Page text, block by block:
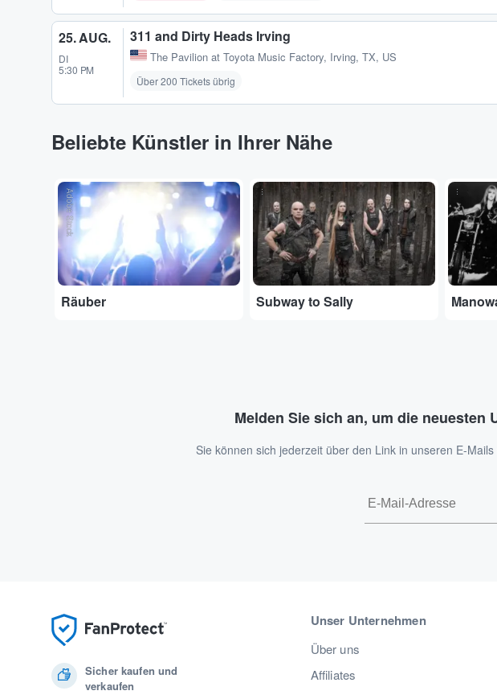
25. AUG.
DI
5:30 PM
311 and Dirty Heads Irving
The Pavilion at Toyota Music Factory, Irving, TX, US
Über 200 Tickets übrig
Beliebte Künstler in Ihrer Nähe
Adobe Stock
Räuber
...
Subway to Sally
...
Melden Sie sich an, um die
Sie können sich jederzeit über den Link in unseren E-
Sicher kaufen und
verkaufen
Unser Unternehmen
Über uns
Affiliates